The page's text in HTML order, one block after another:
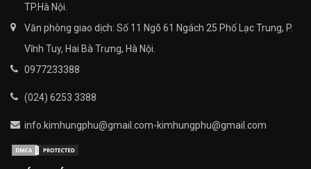
TP.Hà Nội.
Văn phòng giao dịch: Số 11 Ngõ 61 Ngách 25 Phố Lạc Trung, P.
Vĩnh Tuy, Hai Bà Trưng, Hà Nội.
0977233388
(024) 6253 3388
info.kimhungphu@gmail.com-kimhungphu@gmail.com